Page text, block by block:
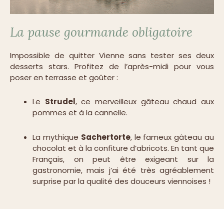
La pause gourmande obligatoire
Impossible de quitter Vienne sans tester ses deux
desserts stars. Profitez de l’après-midi pour vous
poser en terrasse et goûter :
Le Strudel, ce merveilleux gâteau chaud aux
pommes et à la cannelle.
La mythique Sachertorte, le fameux gâteau au
chocolat et à la confiture d’abricots. En tant que
Français, on peut être exigeant sur la
gastronomie, mais j’ai été très agréablement
surprise par la qualité des douceurs viennoises !